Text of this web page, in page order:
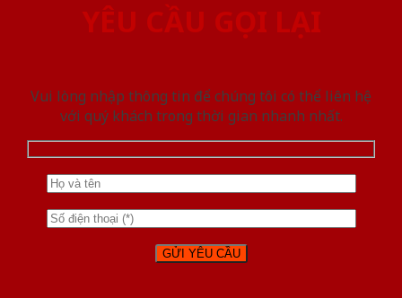
YÊU CẦU GỌI LẠI
Vui lòng nhập thông tin để chúng tôi có thể liên hệ
với quý khách trong thời gian nhanh nhất.